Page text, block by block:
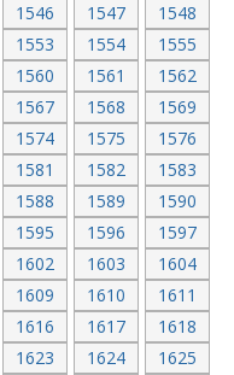
1546 1547
1548
1553 1554
1555
1560 1561
1562
1567 1568
1569
1574 1575
1576
1581 1582
1583
1588 1589
1590
1595 1596
1597
1602 1603
1604
1609 1610
1611
1616 1617
1618
1623 1624
1625